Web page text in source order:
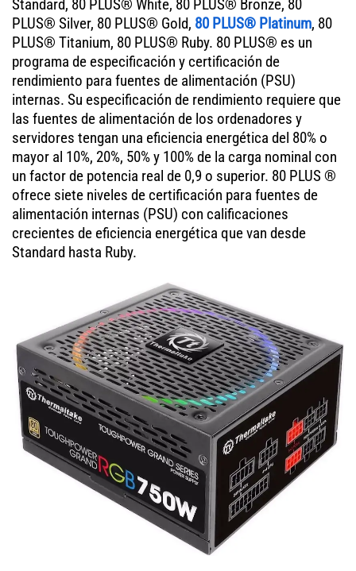
Standard, 80 PLUS® White, 80 PLUS® Bronze, 80
PLUS® Silver, 80 PLUS® Gold, 80 PLUS® Platinum, 80
PLUS® Titanium, 80 PLUS® Ruby. 80 PLUS® es un
programa de especificación y certificación de
rendimiento para fuentes de alimentación (PSU)
internas. Su especificación de rendimiento requiere que
las fuentes de alimentación de los ordenadores y
servidores tengan una eficiencia energética del 80% o
mayor al 10%, 20%, 50% y 100% de la carga nominal con
un factor de potencia real de 0,9 o superior. 80 PLUS ®
ofrece siete niveles de certificación para fuentes de
alimentación internas (PSU) con calificaciones
crecientes de eficiencia energética que van desde
Standard hasta Ruby.